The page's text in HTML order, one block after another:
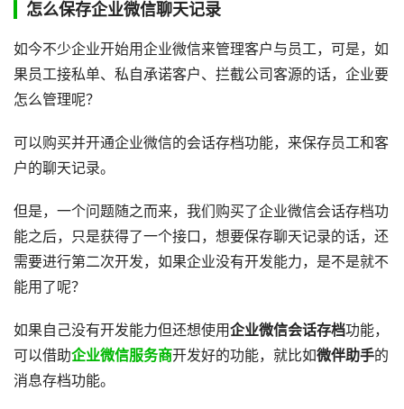
怎么保存企业微信聊天记录
如今不少企业开始用企业微信来管理客户与员工，可是，如
果员工接私单、私自承诺客户、拦截公司客源的话，企业要
怎么管理呢？
可以购买并开通企业微信的会话存档功能，来保存员工和客
户的聊天记录。
但是，一个问题随之而来，我们购买了企业微信会话存档功
能之后，只是获得了一个接口，想要保存聊天记录的话，还
需要进行第二次开发，如果企业没有开发能力，是不是就不
能用了呢？
如果自己没有开发能力但还想使用企业微信会话存档功能，
可以借助企业微信服务商开发好的功能，就比如微伴助手的
消息存档功能。